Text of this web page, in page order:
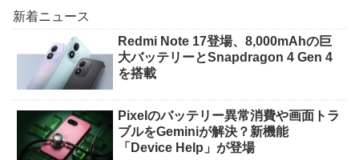
新着ニュース
Redmi Note 17登場、8,000mAhの巨
大バッテリーとSnapdragon 4 Gen 4
を搭載
Pixelのバッテリー異常消費や画面トラ
ブルをGeminiが解決？新機能
「Device Help」が登場